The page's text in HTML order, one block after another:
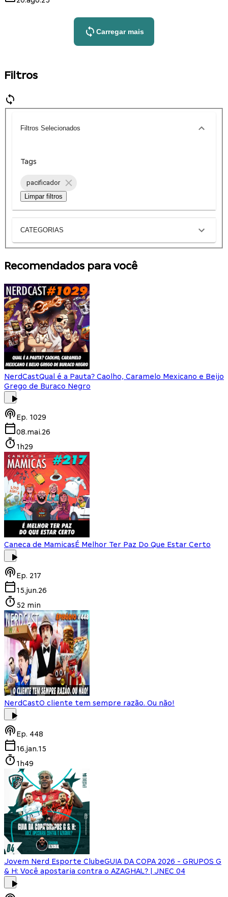
Carregar mais
Filtros
Filtros Selecionados
Tags
pacificador
Limpar filtros
CATEGORIAS
Recomendados para você
NerdCastQual é a Pauta? Caolho, Caramelo Mexicano e Beijo
Grego de Buraco Negro
Ep. 1029
08.mai.26
1h29
Caneca de MamicasÉ Melhor Ter Paz Do Que Estar Certo
Ep. 217
15.jun.26
52 min
NerdCastO cliente tem sempre razão. Ou não!
Ep. 448
16.jan.15
1h49
Jovem Nerd Esporte ClubeGUIA DA COPA 2026 - GRUPOS G
& H: Você apostaria contra o AZAGHAL? | JNEC 04